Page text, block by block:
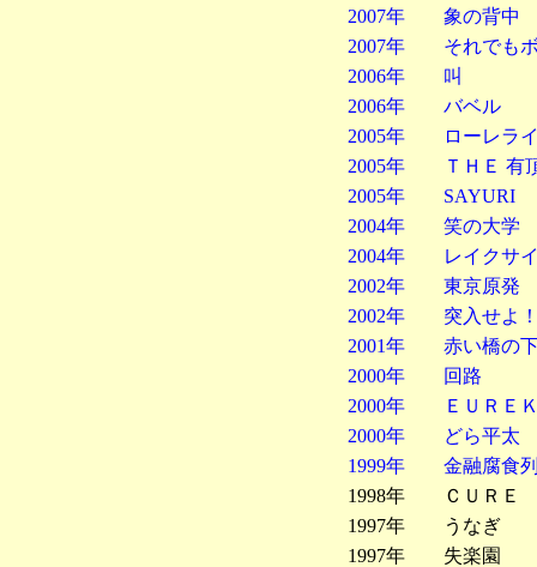
2007年 象の背中
2007年 それでもボ
2006年 叫
2006年 バベル
2005年 ローレラ
2005年 ＴＨＥ 有
2005年 SAYURI
2004年 笑の大学
2004年 レイクサ
2002年 東京原発
2002年 突入せよ！
2001年 赤い橋
2000年 回路
2000年 ＥＵＲＥ
2000年 どら
1999年 金融腐食列
1998年 ＣＵＲ
1997年 うな
1997年 失楽